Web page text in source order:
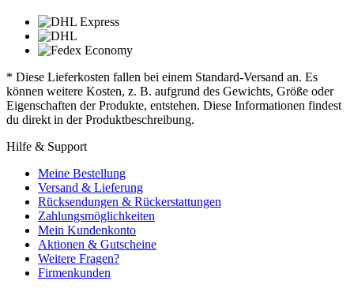
* Diese Lieferkosten fallen bei einem Standard-Versand an. Es
können weitere Kosten, z. B. aufgrund des Gewichts, Größe oder
Eigenschaften der Produkte, entstehen. Diese Informationen findest
du direkt in der Produktbeschreibung.
Hilfe & Support
Meine Bestellung
Versand & Lieferung
Rücksendungen & Rückerstattungen
Zahlungsmöglichkeiten
Mein Kundenkonto
Aktionen & Gutscheine
Weitere Fragen?
Firmenkunden